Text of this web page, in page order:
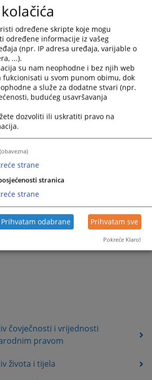
čovječnosti i vrijednosti
pravom
života i tijela
nema vijesti
određene skripte koje mogu
određene informacije iz vašeg
(npr. IP adresa uređaja, varijable o
...).
su nam neophodne i bez njih web
u svom punom obimu, dok
a služe za dodatne stvari (npr.
budućeg usavršavanja
dozvoliti ili uskratiti pravo na
(obavezna)
strane
stranica
strane
Prihvatam odabrane Prihvatam sve
Pokreće Klaro!